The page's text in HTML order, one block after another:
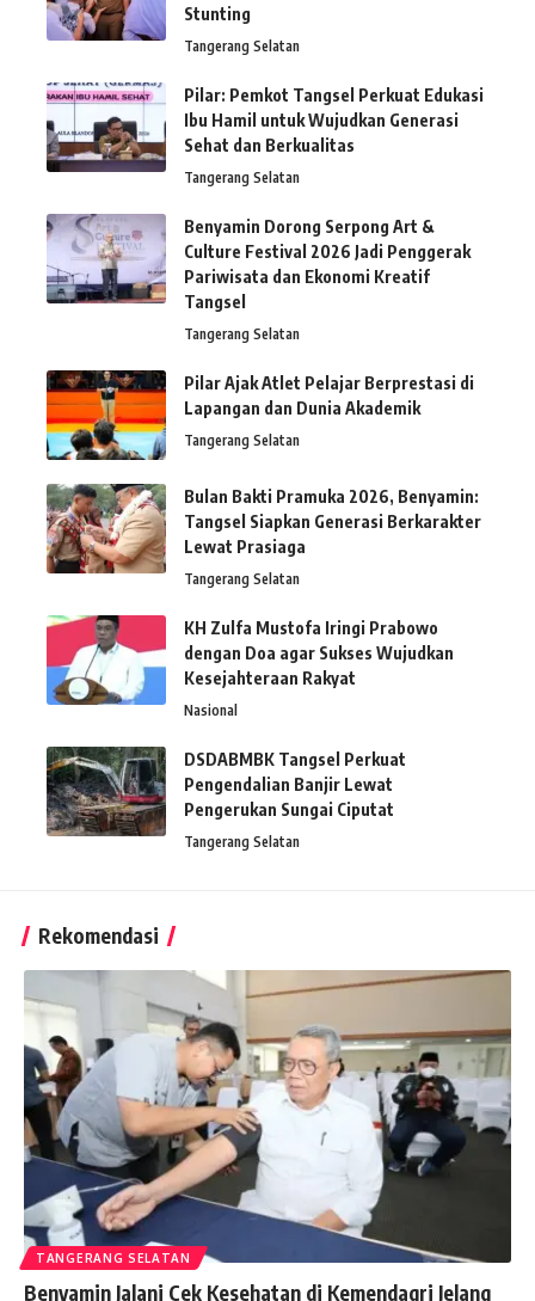
Stunting
Tangerang Selatan
Pilar: Pemkot Tangsel Perkuat Edukasi
Ibu Hamil untuk Wujudkan Generasi
Sehat dan Berkualitas
Tangerang Selatan
Benyamin Dorong Serpong Art &
Culture Festival 2026 Jadi Penggerak
Pariwisata dan Ekonomi Kreatif
Tangsel
Tangerang Selatan
Pilar Ajak Atlet Pelajar Berprestasi di
Lapangan dan Dunia Akademik
Tangerang Selatan
Bulan Bakti Pramuka 2026, Benyamin:
Tangsel Siapkan Generasi Berkarakter
Lewat Prasiaga
Tangerang Selatan
KH Zulfa Mustofa Iringi Prabowo
dengan Doa agar Sukses Wujudkan
Kesejahteraan Rakyat
Nasional
DSDABMBK Tangsel Perkuat
Pengendalian Banjir Lewat
Pengerukan Sungai Ciputat
Tangerang Selatan
Rekomendasi
TANGERANG SELATAN
Benyamin Jalani Cek Kesehatan di Kemendagri Jelang